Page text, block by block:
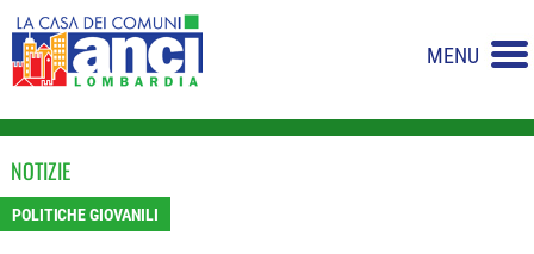
MENU
NOTIZIE
POLITICHE GIOVANILI